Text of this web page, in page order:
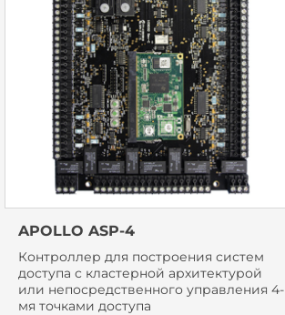
APOLLO ASP-4
Контроллер для построения систем
доступа с кластерной архитектурой
или непосредственного управления 4-
мя точками доступа